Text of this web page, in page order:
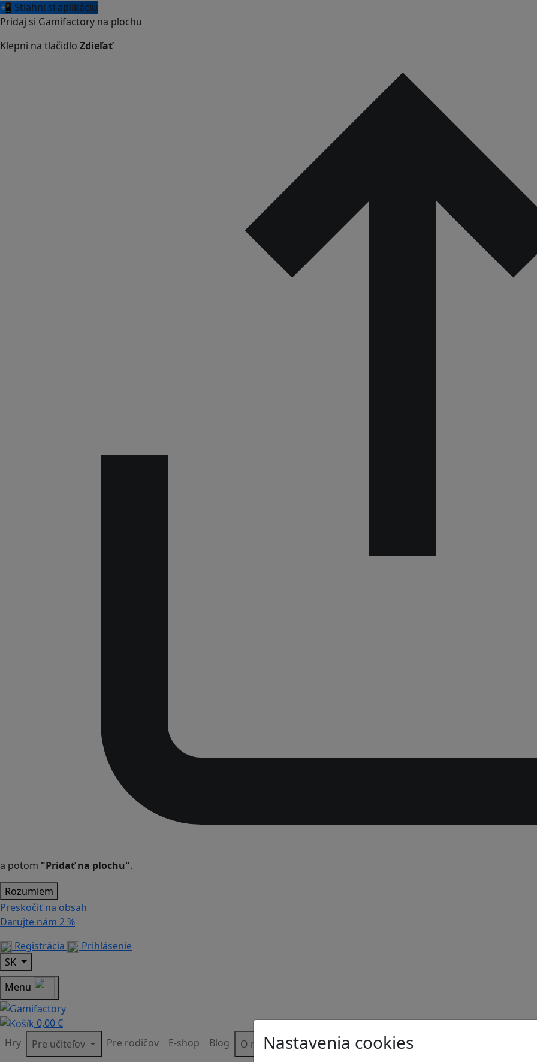
📲 Stiahni si aplikáciu
Pridaj si Gamifactory na plochu
Klepni na tlačidlo Zdieľať
a potom "Pridať na plochu".
Rozumiem
Preskočiť na obsah
Darujte nám 2 %
Registrácia
Prihlásenie
SK
Menu
0,00 €
Hry
Pre učiteľov Pre rodičov E-shop Blog O násNastavenia cookies